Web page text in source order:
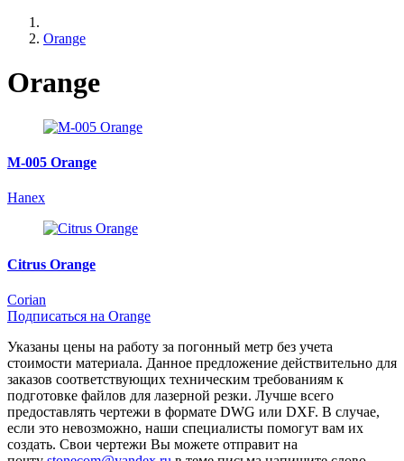
Строка
навигации
Orange
Orange
M-005 Orange
Hanex
Citrus Orange
Corian
Подписаться на Orange
Указаны цены на работу за погонный метр без учета
стоимости материала. Данное предложение действительно для
заказов соответствующих техническим требованиям к
подготовке файлов для лазерной резки. Лучше всего
предоставлять чертежи в формате DWG или DXF. В случае,
если это невозможно, наши специалисты помогут вам их
создать. Свои чертежи Вы можете отправит на